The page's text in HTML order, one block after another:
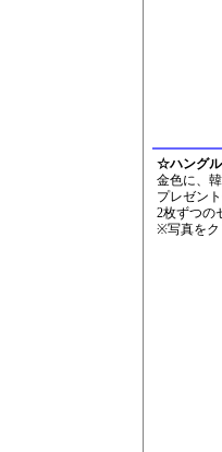
☆ハングル
金色に、
プレゼン
2枚ずつの
※写真をク